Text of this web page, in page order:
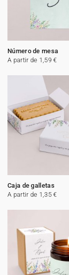
Número de mesa
A partir de 1,59 €
Caja de galletas
A partir de 1,35 €